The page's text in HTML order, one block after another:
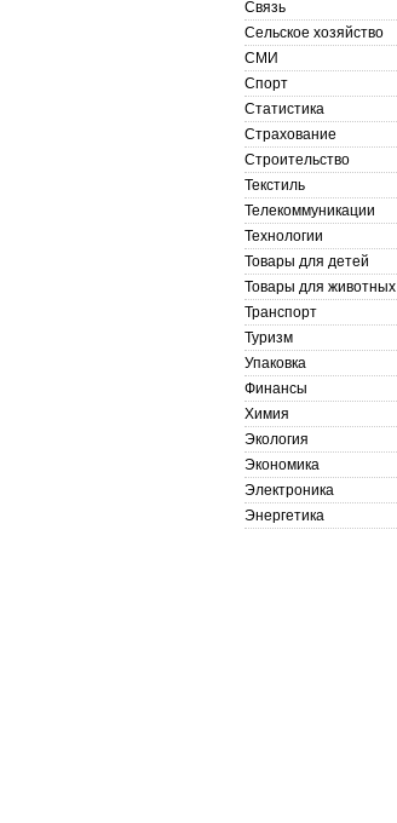
Связь
Сельское хозяйство
СМИ
Спорт
Статистика
Страхование
Строительство
Текстиль
Телекоммуникации
Технологии
Товары для детей
Товары для животных
Транспорт
Туризм
Упаковка
Финансы
Химия
Экология
Экономика
Электроника
Энергетика